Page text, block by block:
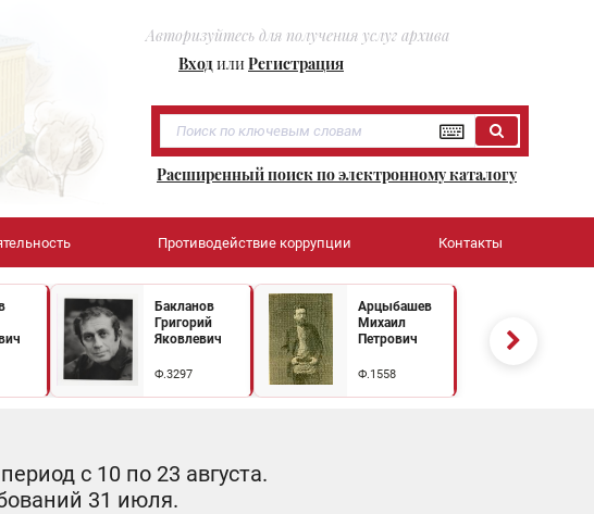
Авторизуйтесь для получения услуг архива
ВходилиРегистрация
Расширенный поиск по электронному каталогу
Противодействие коррупции Контакты
Бакланов
Григорий
Яковлевич
Ф.3297
Арцыбашев
Михаил
Петрович
Ф.1558
с 10 по 23 августа.
31 июля.